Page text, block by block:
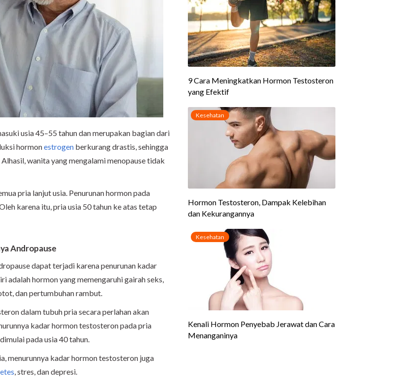
usia 45–55 tahun dan merupakan bagian dari
hormonestrogen berkurang drastis, sehingga
wanita yang mengalami menopause tidak
pria lanjut usia. Penurunan hormon pada
karena itu, pria usia 50 tahun ke atas tetap
Andropause
dapat terjadi karena penurunan kadar
adalah hormon yang memengaruhi gairah seks,
dan pertumbuhan rambut.
dalam tubuh pria secara perlahan akan
kadar hormon testosteron pada pria
pada usia 40 tahun.
menurunnya kadar hormon testosteron juga
, stres, dan depresi.